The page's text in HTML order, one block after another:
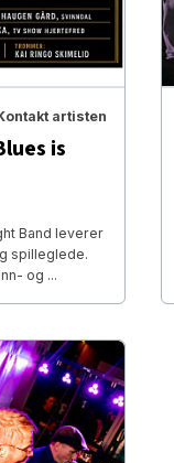
artisten
is
Band leverer
spilleglede.
og ...